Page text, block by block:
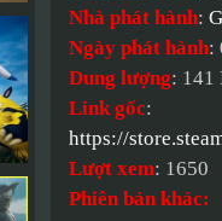
Nhà phát hành:
Ngày phát hành:
Dung lượng: 141
Link gốc:
https://
Lượt xem: 1650
Phiên bản khác: